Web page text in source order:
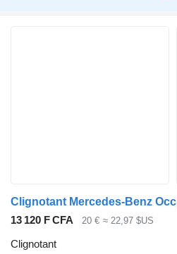
13 120 F CFA 20 € ≈ 22,97 $US
Clignotant